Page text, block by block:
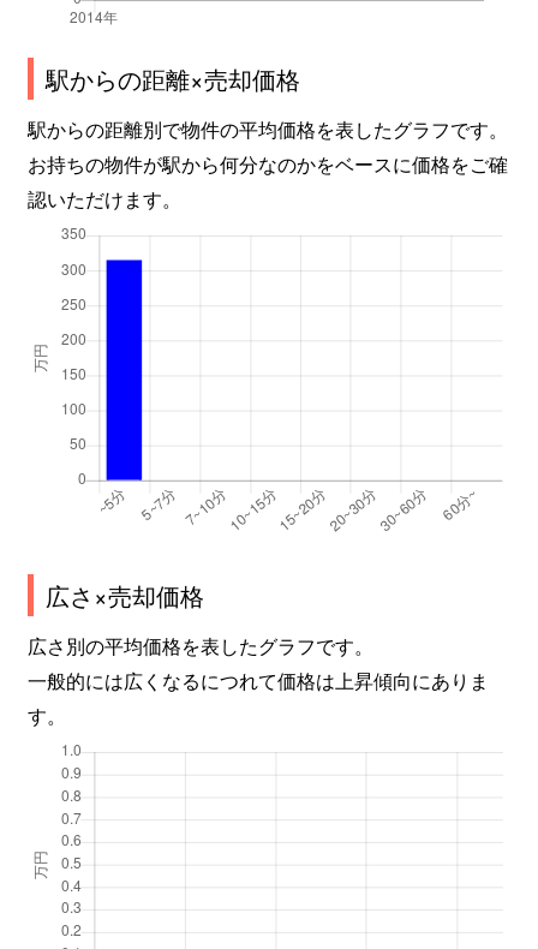
駅からの距離×売却価格
駅からの距離別で物件の平均価格を表したグラフです。
お持ちの物件が駅から何分なのかをベースに価格をご確
認いただけます。
広さ×売却価格
広さ別の平均価格を表したグラフです。
一般的には広くなるにつれて価格は上昇傾向にありま
す。